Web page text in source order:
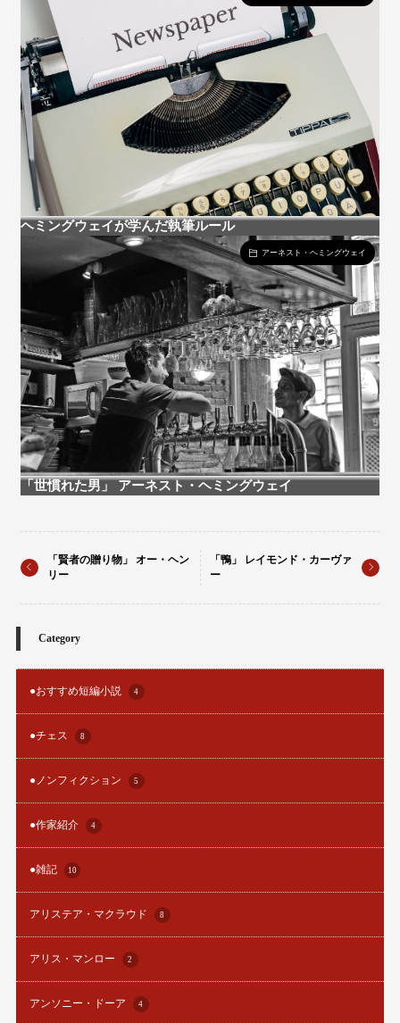
ヘミングウェイが学んだ執筆ルール
アーネスト・ヘミングウェイ
「世慣れた男」 アーネスト・ヘミングウェイ
「賢者の贈り物」 オー・ヘン
リー
「鴨」 レイモンド・カーヴァ
ー
Category
●おすすめ短編小説 4
●チェス 8
●ノンフィクション 5
●作家紹介 4
●雑記 10
アリステア・マクラウド 8
アリス・マンロー 2
アンソニー・ドーア 4